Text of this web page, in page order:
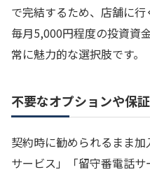
で完結するため、店舗に
毎月5,000円程度の投資資
常に魅力的な選択肢です。
不要なオプションや保
契約時に勧められるまま
サービス」「留守番電話サ